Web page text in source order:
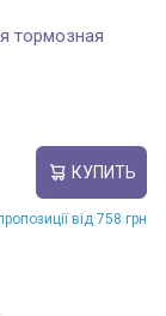
тормозная
КУПИТЬ
від 758 грн